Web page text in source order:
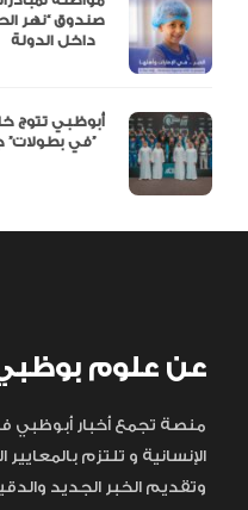
صندوق “نهر
أبوظبي تتوج
في بطولات” جراند سلام للجوجيتسو”
عن علوم
منصة تجمع أخبار أبوظبي
الإنسانية و تلتزم
وتقديم الخبر الجديد